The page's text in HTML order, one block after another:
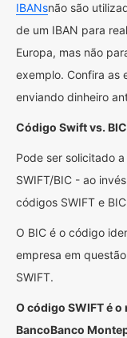
IBANsnão são
de um IBAN para
Europa, mas não
exemplo. Confira as
enviando dinheiro
Código Swift vs. BIC
Pode ser solicitado
SWIFT/BIC - ao
códigos SWIFT e
O BIC é o código
empresa em
SWIFT.
O código SWIFT é
BancoBanco